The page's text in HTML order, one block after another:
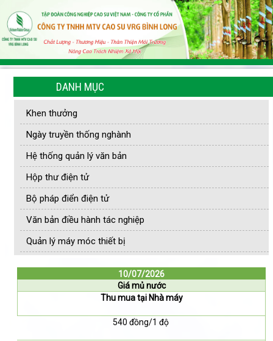
DANH MỤC
Khen thưởng
Ngày truyền thống nghành
Hệ thống quản lý văn bản
Hộp thư điện tử
Bộ pháp điển điện tử
Văn bản điều hành tác nghiệp
Quản lý máy móc thiết bị
10/07/2026
Giá mủ nước
Thu mua tại Nhà máy
540 đồng/1 độ